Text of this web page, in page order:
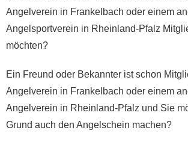
Angelverein in Frankelbach oder einem
Angelsportverein in Rheinland-Pfalz
möchten?
Ein Freund oder Bekannter ist schon
Angelverein in Frankelbach oder einem
Angelverein in Rheinland-Pfalz und Sie
Grund auch den Angelschein machen?